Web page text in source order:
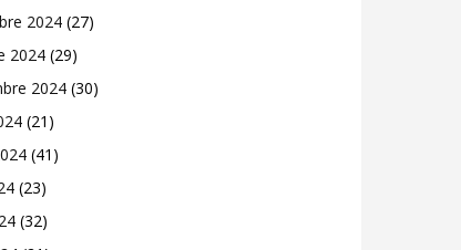
2024 (27)
2024 (29)
2024 (30)
(21)
(41)
(23)
(32)